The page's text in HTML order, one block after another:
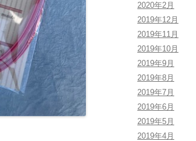
2020年2月
2019年12月
2019年11月
2019年10月
2019年9月
2019年8月
2019年7月
2019年6月
2019年5月
2019年4月